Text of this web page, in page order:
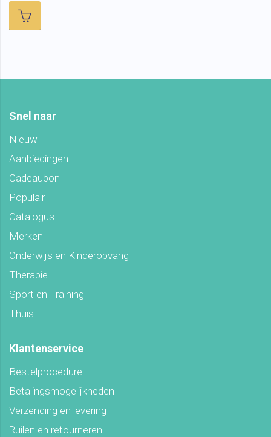
Snel naar
Nieuw
Aanbiedingen
Cadeaubon
Populair
Catalogus
Merken
Onderwijs en Kinderopvang
Therapie
Sport en Training
Thuis
Klantenservice
Bestelprocedure
Betalingsmogelijkheden
Verzending en levering
Ruilen en retourneren